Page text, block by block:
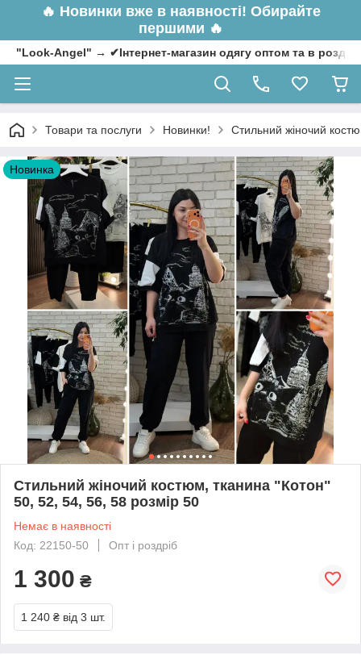
🔥 Новинки вже в наявності! Обирайте
першими 🔥
"Look-Angel" → ✔Інтернет-магазин одягу оптом та в
Товари та послуги Новинки! Стильний жіночий
Новинка
Стильний жіночий костюм, тканина "Котон"
50, 52, 54, 56, 58 розмір 50
Немає в наявності
Код: 22150-50
Опт і роздріб
1 300 ₴
1 240 ₴ від 3 шт.